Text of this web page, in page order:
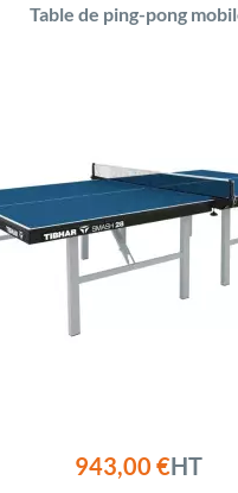
Table de ping-pong
943,00 €HT